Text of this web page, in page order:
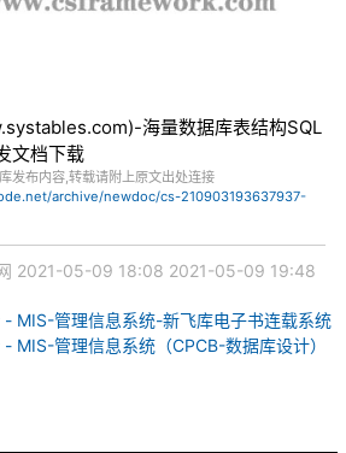
海量数据库表结构SQL
文档下载
发布内容,转载请附上原文出处连接
archive/newdoc/cs-210903193637937-
2021-05-09 18:08 2021-05-09 19:48
- MIS-管理信息系统-新飞库电子书连载系统
MIS-管理信息系统（CPCB-数据库设计）